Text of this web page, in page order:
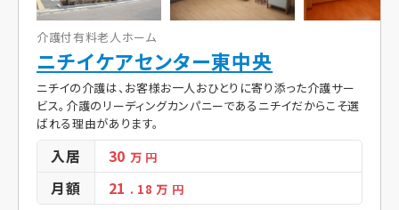
介護付有料老人ホーム
ニチイケアセンター東中央
ニチイの介護は、お客様お一人おひとりに寄り添った介護サー
ビス。介護のリーディングカンパニーであるニチイだからこそ選
ばれる理由があります。
入居 30万 円
月額 21 . 18万 円